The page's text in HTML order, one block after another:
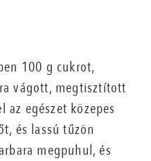
100 g cukrot,
vágott, megtisztított
egészet közepes
és lassú tűzön
megpuhul, és